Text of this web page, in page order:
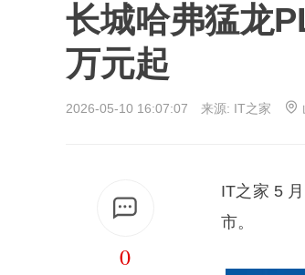
长城哈弗猛龙
万元起
2026-05-10 16:07:07 来源: IT之家
0
IT之家 5
市。